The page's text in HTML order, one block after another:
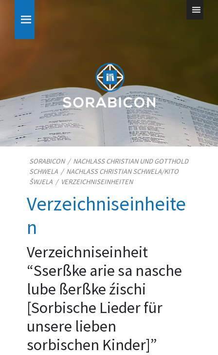
SORABICON/ NACHLASS CHRISTIAN UND GOTTHOLD
SCHWELA / NACHLASS CHRISTIAN SCHWELA/​KITO
ŠWJELA / VERZEICHNISEINHEITEN
Verzeichniseinheite
n
Verzeichniseinheit
“Sserßke arie sa nasche
lube ßerßke źischi
[Sorbische Lieder für
unsere lieben
sorbischen Kinder]”